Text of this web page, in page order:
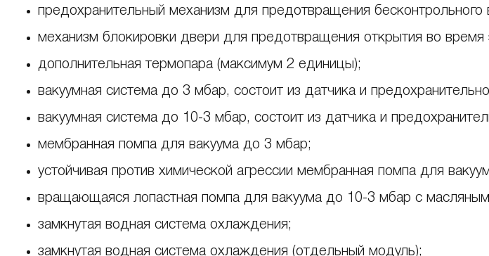
предохранительный механизм для предотвращения
механизм блокировки двери для предотвращения открытия во время
дополнительная термопара (максимум 2 единицы);
вакуумная система до 3 мбар, состоит из датчика и
вакуумная система до 10-3 мбар, состоит из датчика и
мембранная помпа для вакуума до 3 мбар;
устойчивая против химической агрессии мембранная помпа для
вращающаяся лопастная помпа для вакуума до 10-3 мбар с
замкнутая водная система охлаждения;
замкнутая водная система охлаждения (отдельный модуль);